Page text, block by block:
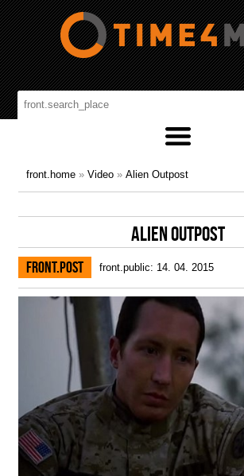
front.home» Video» Alien Outpost
ALIEN OUTPOST
front.post front.public: 14. 04. 2015